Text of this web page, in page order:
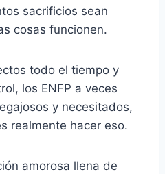
sacrificios sean
cosas funcionen.
todo el tiempo y
los ENFP a veces
y necesitados,
realmente hacer eso.
amorosa llena de